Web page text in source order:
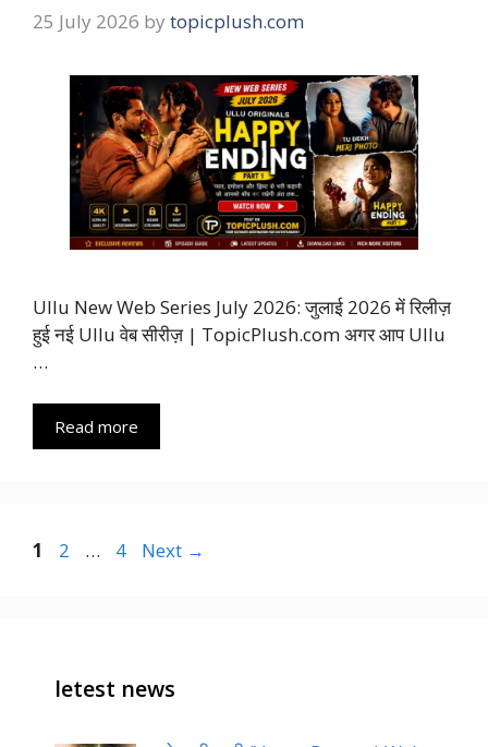
25 July 2026 by topicplush.com
Ullu New Web Series July 2026: जुलाई 2026 में रिलीज़
हुई नई Ullu वेब सीरीज़ | TopicPlush.com अगर आप Ullu
…
Read more
Page
1 Page
2 … Page
4 Next →
letest news